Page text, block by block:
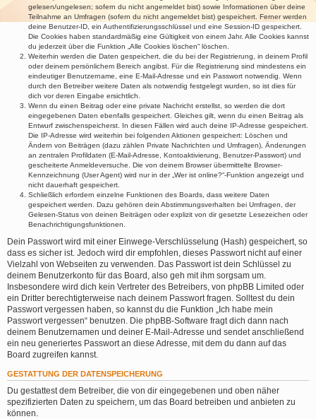
gelesen/ungelesen; sofern du nicht angemeldet bist) sowie Informationen über deine
Teilnahme an Umfragen (sofern du nicht angemeldet bist) gespeichert. Ferner werden
deine Benutzer-ID, ein Authentifizierungsschlüssel und eine Session-ID gespeichert.
Die Cookies haben standardmäßig eine Gültigkeit von einem Jahr. Alle Cookies kannst
du jederzeit über die Funktion „Alle Cookies löschen“ löschen.
Weiterhin werden die Daten gespeichert, die du bei der Registrierung, in deinem Profil
oder deinem persönlichem Bereich angibst. Für die Registrierung sind mindestens ein
eindeutiger Benutzername, eine E-Mail-Adresse und ein Passwort notwendig. Wenn
durch den Betreiber weitere Daten als notwendig festgelegt wurden, so ist dies für
dich vor deren Eingabe ersichtlich.
Wenn du einen Beitrag oder eine private Nachricht erstellst, so werden die dort
eingegebenen Daten ebenfalls gespeichert. Gleiches gilt, wenn du einen Beitrag als
Entwurf zwischenspeicherst. In diesen Fällen wird auch deine IP-Adresse gespeichert.
Die IP-Adresse wird weiterhin bei folgenden Aktionen gespeichert: Löschen und
Ändern von Beiträgen (dazu zählen Private Nachrichten und Umfragen), Änderungen
an zentralen Profildaten (E-Mail-Adresse, Kontoaktivierung, Benutzer-Passwort) und
gescheiterte Anmeldeversuche. Die von deinem Browser übermittelte Browser-
Kennzeichnung (User Agent) wird nur in der „Wer ist online?“-Funktion angezeigt und
nicht dauerhaft gespeichert.
Schließlich erfordern einzelne Funktionen des Boards, dass weitere Daten
gespeichert werden. Dazu gehören dein Abstimmungsverhalten bei Umfragen, der
Gelesen-Status von deinen Beiträgen oder explizit von dir gesetzte Lesezeichen oder
Benachrichtigungsfunktionen.
Dein Passwort wird mit einer Einwege-Verschlüsselung (Hash) gespeichert, so
dass es sicher ist. Jedoch wird dir empfohlen, dieses Passwort nicht auf einer
Vielzahl von Webseiten zu verwenden. Das Passwort ist dein Schlüssel zu
deinem Benutzerkonto für das Board, also geh mit ihm sorgsam um.
Insbesondere wird dich kein Vertreter des Betreibers, von phpBB Limited oder
ein Dritter berechtigterweise nach deinem Passwort fragen. Solltest du dein
Passwort vergessen haben, so kannst du die Funktion „Ich habe mein
Passwort vergessen“ benutzen. Die phpBB-Software fragt dich dann nach
deinem Benutzernamen und deiner E-Mail-Adresse und sendet anschließend
ein neu generiertes Passwort an diese Adresse, mit dem du dann auf das
Board zugreifen kannst.
GESTATTUNG DER DATENSPEICHERUNG
Du gestattest dem Betreiber, die von dir eingegebenen und oben näher
spezifizierten Daten zu speichern, um das Board betreiben und anbieten zu
können.